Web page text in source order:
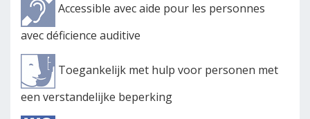
Accessible avec aide pour les personnes
avec déficience auditive
Toegankelijk met hulp voor personen met
een verstandelijke beperking